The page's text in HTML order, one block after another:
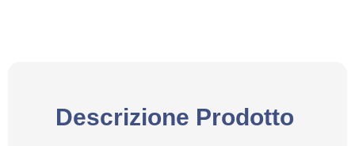
Descrizione Prodotto